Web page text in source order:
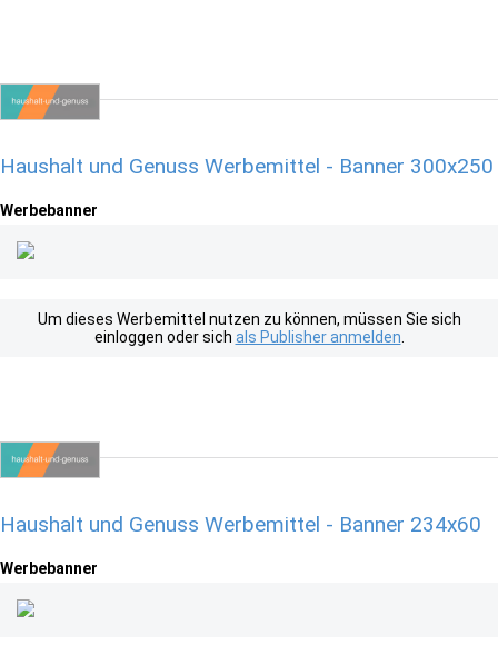
Haushalt und Genuss Werbemittel - Banner 300x250
Werbebanner
Um dieses Werbemittel nutzen zu können, müssen Sie sich
einloggen oder sich als Publisher anmelden
Haushalt und Genuss Werbemittel - Banner 234x60
Werbebanner